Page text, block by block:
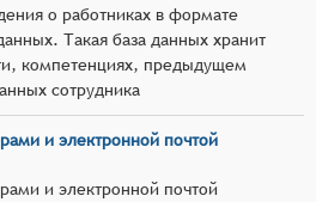
о работниках в формате
Такая база данных хранит
компетенциях, предыдущем
сотрудника
и электронной почтой
и электронной почтой